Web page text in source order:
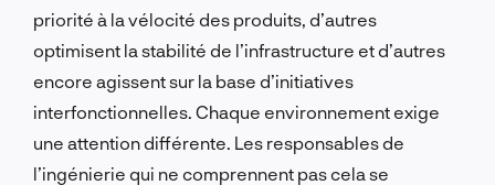
priorité à la vélocité des produits, d’autres
optimisent la stabilité de l’infrastructure et d’autres
encore agissent sur la base d’initiatives
interfonctionnelles. Chaque environnement exige
une attention différente. Les responsables de
l’ingénierie qui ne comprennent pas cela se